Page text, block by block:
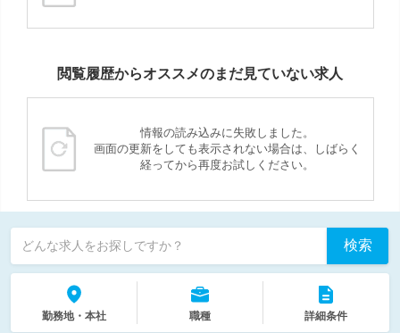
閲覧履歴からオススメのまだ見ていない求人
情報の読み込みに失敗しました。
画面の更新をしても表示されない場合は、しばらく
経ってから再度お試しください。
どんな求人をお探しですか？ 検索
勤務地・本社 職種 詳細条件